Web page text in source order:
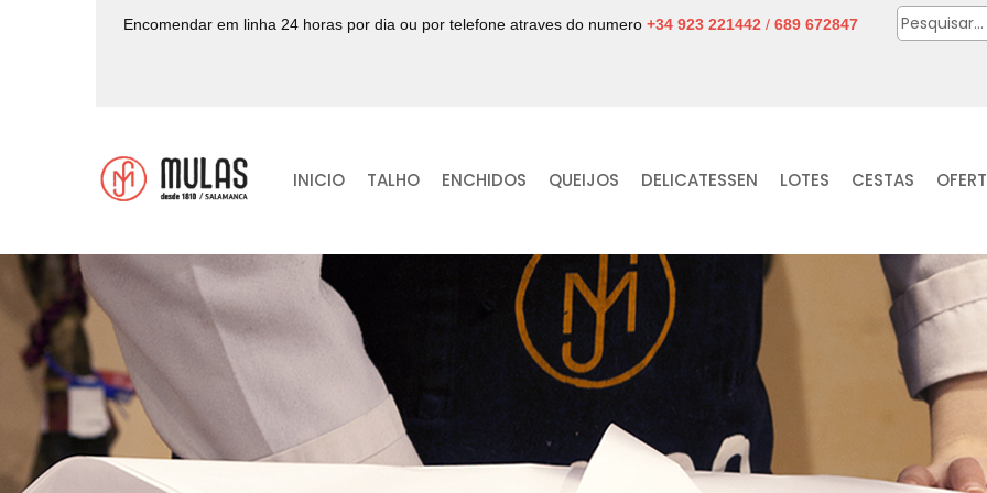
Encomendar em linha 24 horas por dia ou por telefone atraves do numero +34 923 221442 / 689 672847
INICIO TALHO ENCHIDOS QUEIJOS DELICATESSEN LOTES CESTAS